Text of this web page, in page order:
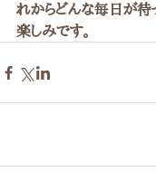
れからどんな毎日が待
楽しみです。